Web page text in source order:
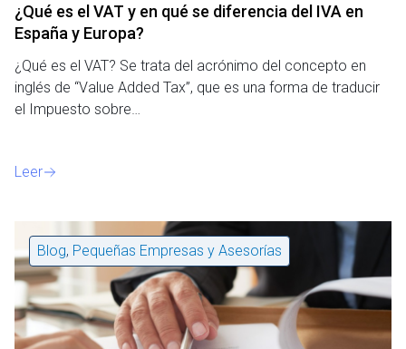
¿Qué es el VAT y en qué se diferencia del IVA en
España y Europa?
¿Qué es el VAT? Se trata del acrónimo del concepto en
inglés de “Value Added Tax”, que es una forma de traducir
el Impuesto sobre…
Leer
Blog, Pequeñas Empresas y Asesorías